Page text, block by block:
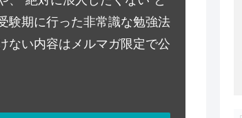
験期に行った非常識な勉強法
ない内容はメルマガ限定で公